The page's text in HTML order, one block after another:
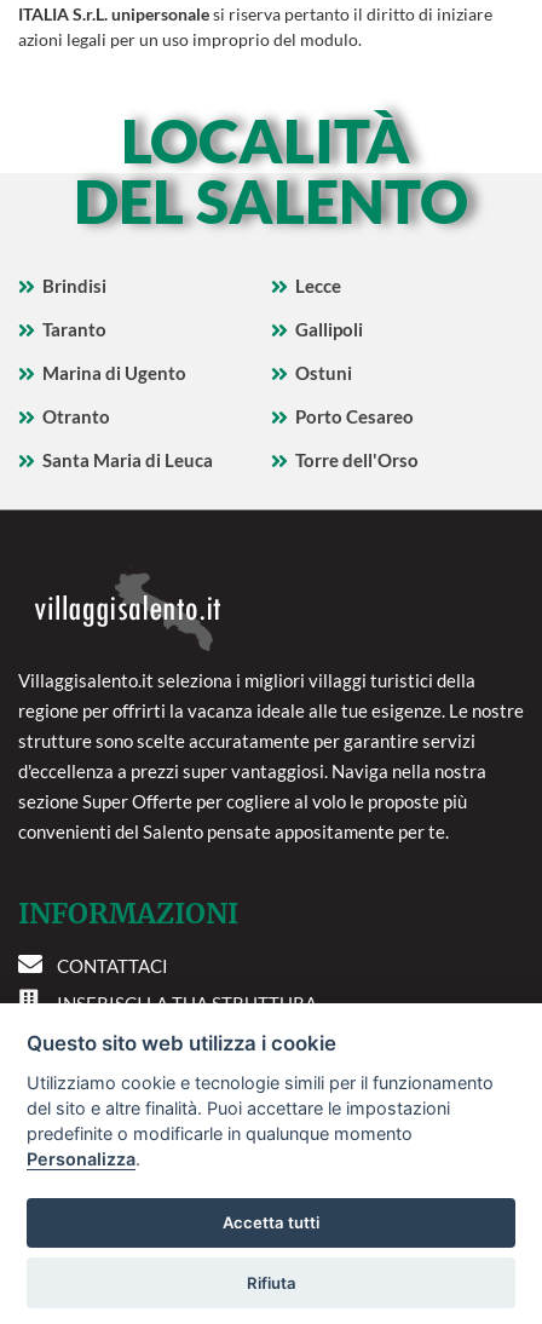
ITALIA S.r.L. unipersonalesi riserva pertanto il diritto di iniziare
azioni legali per un uso improprio del modulo.
LOCALITÀ
DEL SALENTO
Brindisi
Lecce
Taranto
Gallipoli
Marina di Ugento
Ostuni
Otranto
Porto Cesareo
Santa Maria di Leuca
Torre dell'Orso
Villaggisalento.it seleziona i migliori villaggi turistici della
regione per offrirti la vacanza ideale alle tue esigenze. Le nostre
strutture sono scelte accuratamente per garantire servizi
d'eccellenza a prezzi super vantaggiosi. Naviga nella nostra
sezione Super Offerte per cogliere al volo le proposte più
convenienti del Salento pensate appositamente per te.
INFORMAZIONI
CONTATTACI
INSERISCI LA TUA STRUTTURA
PREFERENZE COOKIE
DOVE SIAMO
Via A. Costa, 2 - 63822
Sviluppo Turismo Italia S.r.L. unipersonale
Questo sito web utilizza i cookie
Utilizziamo cookie e tecnologie simili per il funzionamento
del sito e altre finalità. Puoi accettare le impostazioni
predefinite o modificarle in qualunque momento
Personalizza.
Accetta tutti
Rifiuta